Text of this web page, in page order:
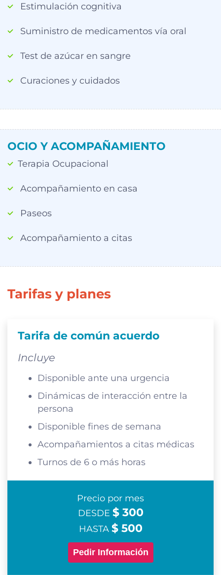
Estimulación cognitiva
Suministro de medicamentos vía oral
Test de azúcar en sangre
Curaciones y cuidados
OCIO Y ACOMPAÑAMIENTO
Terapia Ocupacional
Acompañamiento en casa
Paseos
Acompañamiento a citas
Tarifas y planes
Tarifa de común acuerdo
Incluye
Disponible ante una urgencia
Dinámicas de interacción entre la
persona
Disponible fines de semana
Acompañamientos a citas médicas
Turnos de 6 o más horas
Precio por mes
DESDE $ 300
HASTA $ 500
Pedir Información